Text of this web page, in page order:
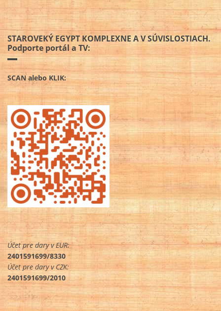
STAROVEKÝ EGYPT KOMPLEXNE A V SÚVISLOSTIACH.
Podporte portál a TV:
SCAN alebo KLIK:
Účet pre dary v EUR:
2401591699/8330
Účet pre dary v CZK:
2401591699/2010